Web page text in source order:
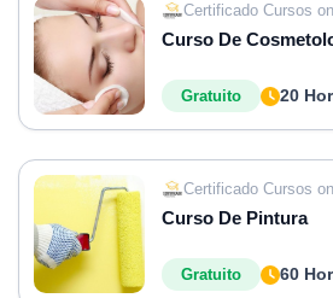
Certificado Cursos
Curso De
20
Gratuito
Certificado Cursos
Curso De Pintura
60
Gratuito